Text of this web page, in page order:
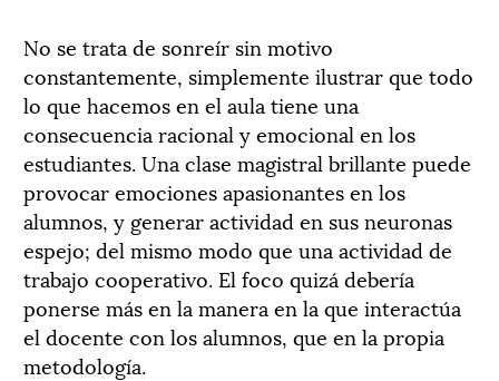
No se trata de sonreír sin motivo
constantemente, simplemente ilustrar que todo
lo que hacemos en el aula tiene una
consecuencia racional y emocional en los
estudiantes. Una clase magistral brillante puede
provocar emociones apasionantes en los
alumnos, y generar actividad en sus neuronas
espejo; del mismo modo que una actividad de
trabajo cooperativo. El foco quizá debería
ponerse más en la manera en la que interactúa
el docente con los alumnos, que en la propia
metodología.